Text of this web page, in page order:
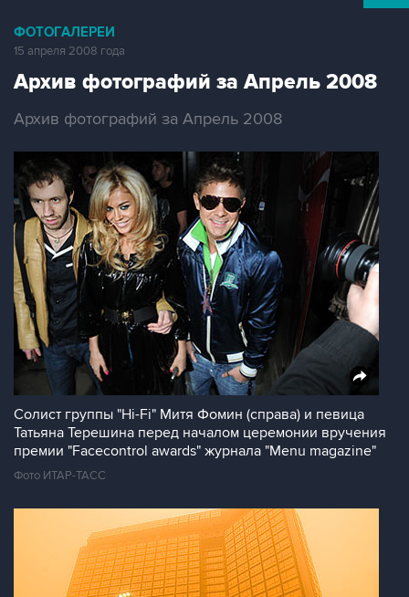
ФОТОГАЛЕРЕИ
15 апреля 2008 года
Архив фотографий за Апрель 2008
Архив фотографий за Апрель 2008
Солист группы "Hi-Fi" Митя Фомин (справа) и певица
Татьяна Терешина перед началом церемонии вручения
премии "Facecontrol awards" журнала "Menu magazine"
Фото ИТАР-ТАСС